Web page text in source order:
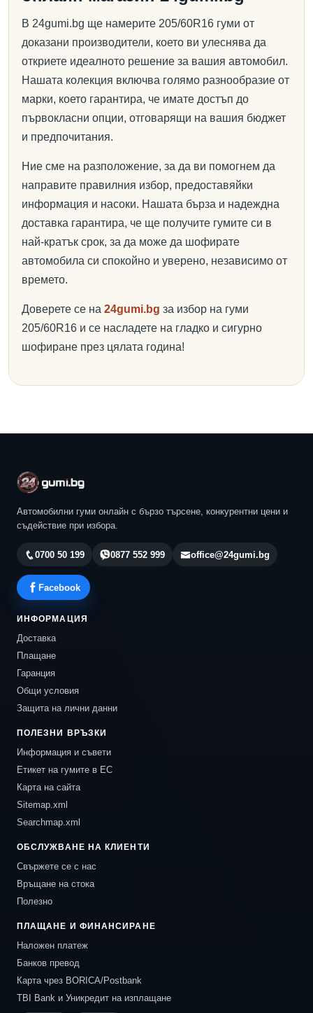
В 24gumi.bg ще намерите 205/60R16 гуми от
доказани производители, което ви улеснява да
откриете идеалното решение за вашия автомобил.
Нашата колекция включва голямо разнообразие от
марки, което гарантира, че имате достъп до
първокласни опции, отговарящи на вашия бюджет
и предпочитания.
Ние сме на разположение, за да ви помогнем да
направите правилния избор, предоставяйки
информация и насоки. Нашата бърза и надеждна
доставка гарантира, че ще получите гумите си в
най-кратък срок, за да може да шофирате
автомобила си спокойно и уверено, независимо от
времето.
Доверете се на 24gumi.bg за избор на гуми
205/60R16 и се насладете на гладко и сигурно
шофиране през цялата година!
Автомобилни гуми онлайн с бързо търсене, конкурентни цени и
съдействие при избора.
0700 50 199 0877 552 999 office@24gumi.bg
Facebook
ИНФОРМАЦИЯ
Доставка
Плащане
Гаранция
Общи условия
Защита на лични данни
ПОЛЕЗНИ ВРЪЗКИ
Информация и съвети
Етикет на гумите в ЕС
Карта на сайта
Sitemap.xml
Searchmap.xml
ОБСЛУЖВАНЕ НА КЛИЕНТИ
Свържете се с нас
Връщане на стока
Полезно
ПЛАЩАНЕ И ФИНАНСИРАНЕ
Наложен платеж
Банков превод
Карта чрез BORICA/Postbank
TBI Bank и Уникредит на изплащане